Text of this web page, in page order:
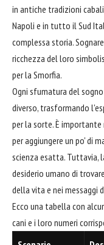
in antiche tradizioni
Napoli e in tutto il Sud
complessa storia.
ricchezza del loro
per la Smorfia.
Ogni sfumatura del
diverso, trasformando
per la sorte. È importante
per aggiungere un po' di
scienza esatta. Tuttavia,
desiderio umano di
della vita e nei messaggi
Ecco una tabella con
cani e i loro numeri